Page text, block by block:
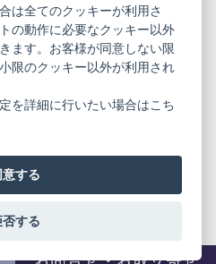
袖
サイト
ご利用案内
特定商取引法に基づく表記
CO, LTD.
は全てのクッキーが利用さ
の動作に必要なクッキー以外
ます。お客様が同意しない限
限のクッキー以外が利用され
を詳細に行いたい場合はこち
意する
否する